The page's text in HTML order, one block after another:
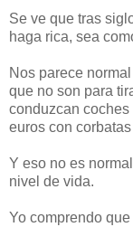
Se ve que tras
haga rica, sea
Nos parece
que no son para
conduzcan
euros con
Y eso no es
nivel de vida.
Yo comprendo